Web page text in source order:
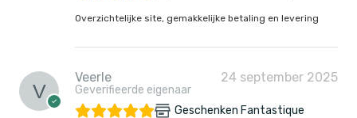
Overzichtelijke site, gemakkelijke betaling en levering
Veerle
Geverifieerde eigenaar
24 september 2025
Geschenken Fantastique